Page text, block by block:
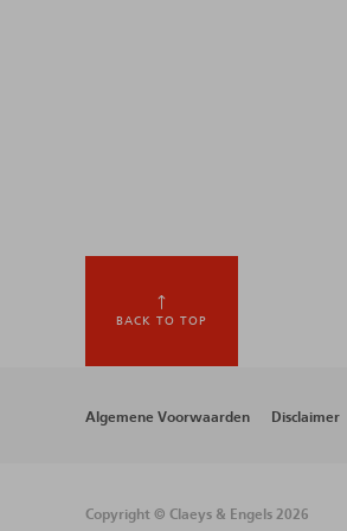
BACK TO TOP
Footer
Algemene Voorwaarden Disclaimer
Copyright © Claeys & Engels 2026